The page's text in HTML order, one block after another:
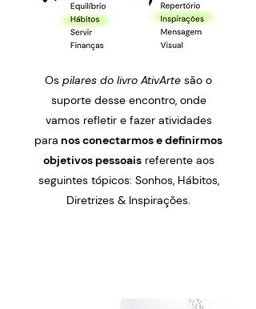
Os pilares do livro AtivArte são o
suporte desse encontro, onde
vamos refletir e fazer atividades
para nos conectarmos e definirmos
objetivos pessoaisreferente aos
seguintes tópicos: Sonhos, Hábitos,
Diretrizes & Inspirações.